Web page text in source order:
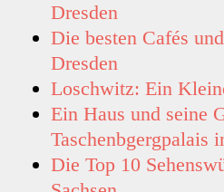
Dresden
Die besten Cafés
Dresden
Loschwitz: Ein
Ein Haus und seine
Taschenbgergpalais
Die Top 10